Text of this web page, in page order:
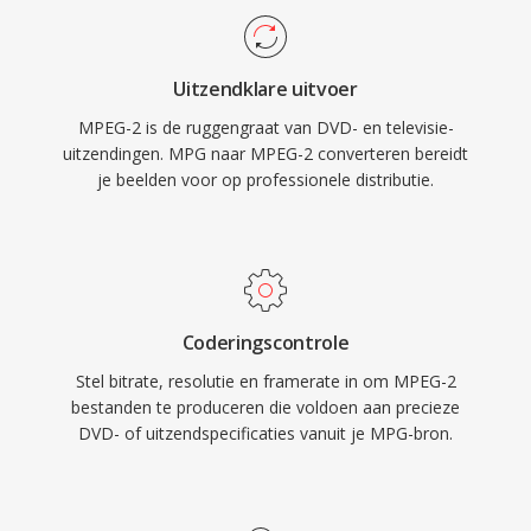
bewakingsopnames en legacy digitale
foutbestendigheidsfuncties die essentieel zijn
voor omroeplevering over ruizige kanalen,
terwijl de program stream-variant
opslaggerichte toepassingen als dvd&#039;s
bedient. MPEG-2 ondersteunt resoluties tot
1920x1152 in het Main Profile at High Level,
codecs als H.264 en HEVC aanzienlijk betere
diep verankerd in omroepinfrastructuur, kabel-
en satellietsystemen en de miljarden dvd-
schijven die wereldwijd in omloop zijn.
Uitzendklare uitvoer
MPEG-2 is de ruggengraat van DVD- en televisie-
uitzendingen. MPG naar MPEG-2 converteren bereidt
je beelden voor op professionele distributie.
Coderingscontrole
Stel bitrate, resolutie en framerate in om MPEG-2
bestanden te produceren die voldoen aan precieze
DVD- of uitzendspecificaties vanuit je MPG-bron.